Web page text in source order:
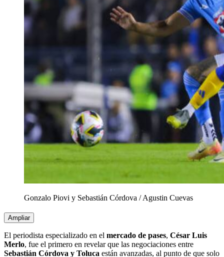
Gonzalo Piovi y Sebastián Córdova /Agustin Cuevas
Ampliar
El periodista especializado en el mercado de pases, César Luis
Merlo, fue el primero en revelar que las negociaciones entre
Sebastián Córdova y Toluca están avanzadas, al punto de que solo